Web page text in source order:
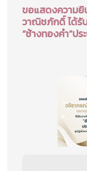
ขอแสดงความ
วาณิชภักดิ์ ได้รั
“ช้างทองคำ”ปร